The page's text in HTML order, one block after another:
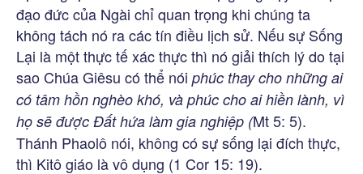
đạo đức của Ngài chỉ quan trọng khi chúng ta
không tách nó ra các tín điều lịch sử. Nếu sự Sống
Lại là một thực tế xác thực thì nó giải thích lý do tại
sao Chúa Giêsu có thể nói phúc thay cho những ai
có tâm hồn nghèo khó, và phúc cho ai hiền lành, vì
họ sẽ được Đất hứa làm gia nghiệp (Mt 5: 5).
Thánh Phaolô nói, không có sự sống lại đích thực,
thì Kitô giáo là vô dụng (1 Cor 15: 19).